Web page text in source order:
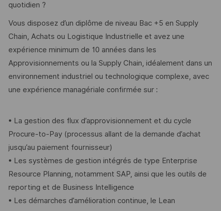
quotidien ?
Vous disposez d’un diplôme de niveau Bac +5 en Supply
Chain, Achats ou Logistique Industrielle et avez une
expérience minimum de 10 années dans les
Approvisionnements ou la Supply Chain, idéalement dans un
environnement industriel ou technologique complexe, avec
une expérience managériale confirmée sur :
• La gestion des flux d’approvisionnement et du cycle
Procure-to-Pay (processus allant de la demande d’achat
jusqu’au paiement fournisseur)
• Les systèmes de gestion intégrés de type Enterprise
Resource Planning, notamment SAP, ainsi que les outils de
reporting et de Business Intelligence
• Les démarches d’amélioration continue, le Lean